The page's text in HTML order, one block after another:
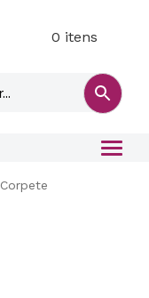
n
0 itens
Corpete